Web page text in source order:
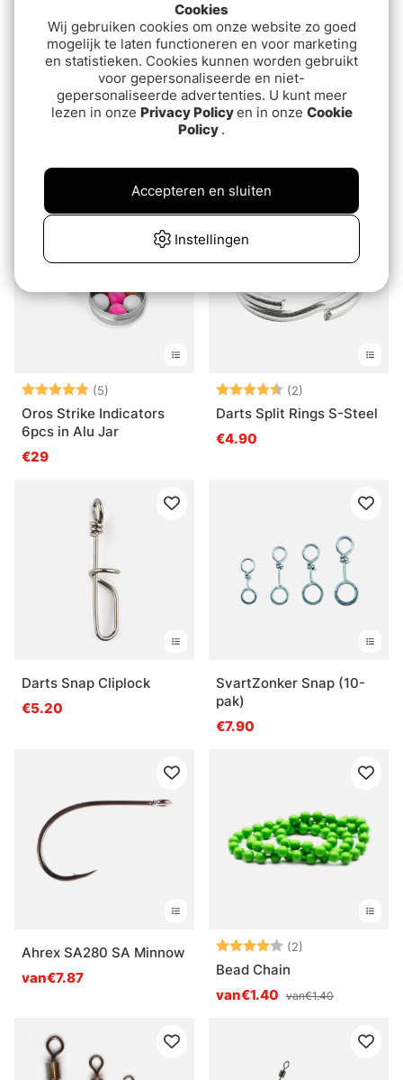
Beoordeling:
(2)4.5 uit 5 sterren Beoordeling:
(2)4.5 uit 5
Darts Snap Strong Snap
€6.10
Beoordeling:
(5)
Oros Strike Indicators
6pcs in Alu Jar
€29
Beoordeling:
(2)
Darts Split Rings S-Steel
€4.90
Darts Snap Cliplock
€5.20
SvartZonker Snap (10-
pak)
€7.90
Ahrex SA280 SA Minnow
van€7.87
Beoordeling:
(2)
Bead Chain
van€1.40 van€1.40
Cookies
Wij gebruiken cookies om onze website zo goed
mogelijk te laten functioneren en voor marketing
en statistieken. Cookies kunnen worden gebruikt
voor gepersonaliseerde en niet-
gepersonaliseerde advertenties. U kunt meer
lezen in onze Privacy Policyen in onze Cookie
Policy .
Instellingen
Accepteren en sluiten